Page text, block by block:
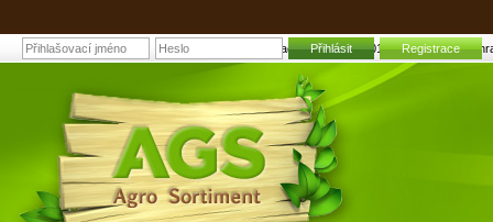
Rukavice pracovní GRANIT 0116 velikost 11 |
Přihlásit Registrace